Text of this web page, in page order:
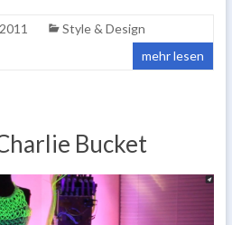
Style & Design
mehr lesen
Bucket